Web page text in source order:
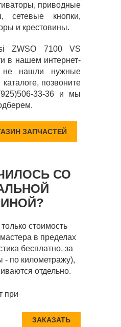
приводные
сетевые кнопки,
и крестовины.
ZWSO 7100 VS
в нашем интернет-
не нашли нужные
позвоните
33-36 и мы
ЗАПЧАСТЕЙ
СО
стоимость
в пределах
бесплатно, за
по километражу),
отдельно.
при
ЗАКАЗАТЬ